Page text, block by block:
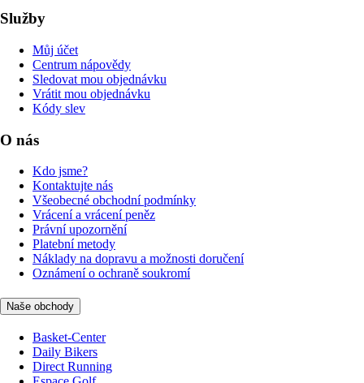
Služby
Můj účet
Centrum nápovědy
Sledovat mou objednávku
Vrátit mou objednávku
Kódy slev
O nás
Kdo jsme?
Kontaktujte nás
Všeobecné obchodní podmínky
Vrácení a vrácení peněz
Právní upozornění
Platební metody
Náklady na dopravu a možnosti doručení
Oznámení o ochraně soukromí
Naše obchody
Basket-Center
Daily Bikers
Direct Running